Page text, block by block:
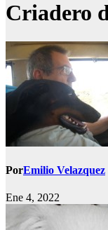
Criadero
PorEmilio Velazquez
Ene 4, 2022